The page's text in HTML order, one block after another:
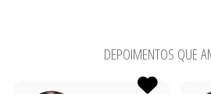
DEPOIMENTOS QUE